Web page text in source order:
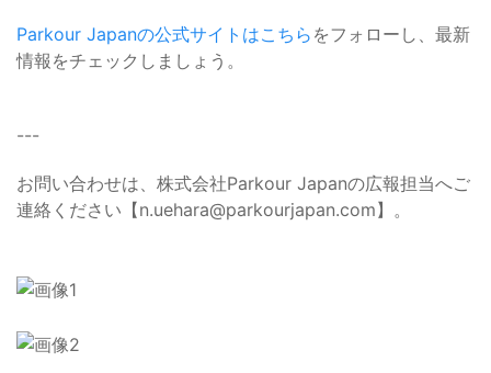
Parkour Japanの公式サイトはこちら をフォローし、最新
情報をチェックしましょう。
---
お問い合わせは、株式会社Parkour Japanの広報担当へご
連絡ください【n.uehara@parkourjapan.com】。